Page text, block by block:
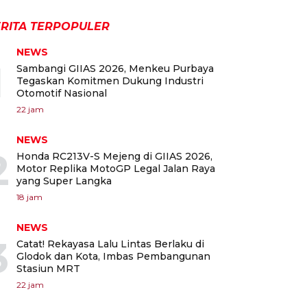
TERPOPULER
NEWS
Sambangi GIIAS 2026, Menkeu Purbaya
Tegaskan Komitmen Dukung Industri
Otomotif Nasional
22 jam
NEWS
Honda RC213V-S Mejeng di GIIAS 2026,
Motor Replika MotoGP Legal Jalan Raya
yang Super Langka
18 jam
NEWS
Catat! Rekayasa Lalu Lintas Berlaku di
Glodok dan Kota, Imbas Pembangunan
Stasiun MRT
22 jam